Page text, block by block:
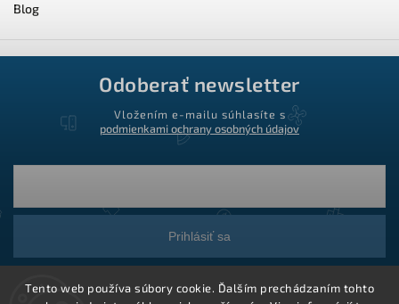
Tento web používa súbory cookie. Ďalším prechádzaním tohto
Blog
Odoberať newsletter
Vložením e-mailu súhlasíte s
podmienkami ochrany osobných údajov
Prihlásiť sa